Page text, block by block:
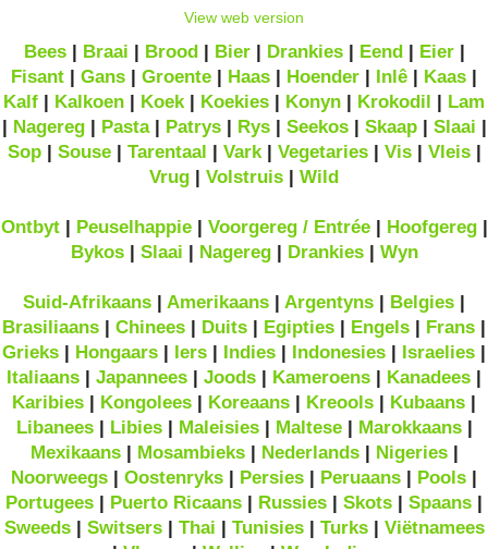
View web version
Bees| Braai Brood Bier| Drankies| Eend Eier|
Fisant
Gans Groente Haas Hoender Inlê Kaas
Kalf
Kalkoen Koek| Koekies Konyn Krokodil
Lam
Nagereg| Pasta| Patrys| Rys| Seekos| Skaap| Slaai
Sop| Souse| Tarentaal Vark| Vegetaries| Vis| Vleis|
Vrug
Volstruis Wild
Ontbyt| Peuselhappie| Voorgereg / Entrée| Hoofgereg|
Bykos| Slaai Nagereg| Drankies| Wyn
Suid-Afrikaans Amerikaans Argentyns Belgies
Brasiliaans
Chinees Duits Egipties Engels Frans
Grieks
Hongaars Iers Indies Indonesies Israelies
Italiaans
Japannees Joods Kameroens Kanadees
Karibies
Kongolees Koreaans Kreools Kubaans
Libanees| Libies| Maleisies| Maltese| Marokkaans|
Mexikaans| Mosambieks| Nederlands| Nigeries|
Noorweegs
Oostenryks Persies Peruaans Pools
Portugees
Puerto Ricaans Russies Skots Spaans
Sweeds| Switsers| Thai Tunisies| Turks| Viëtnamees